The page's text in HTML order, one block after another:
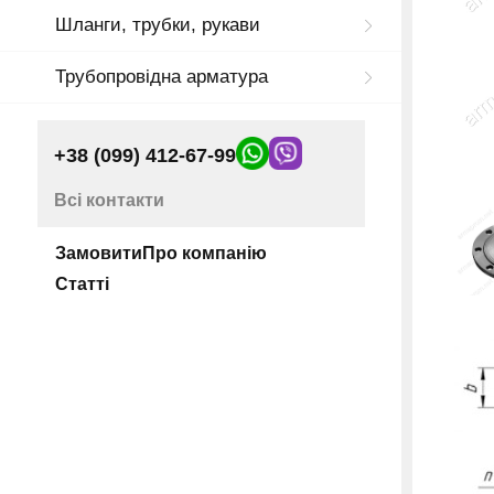
Шланги, трубки, рукави
Трубопровідна арматура
+38 (099) 412-67-99
Всі контакти
Замовити
Статті
Про компанію